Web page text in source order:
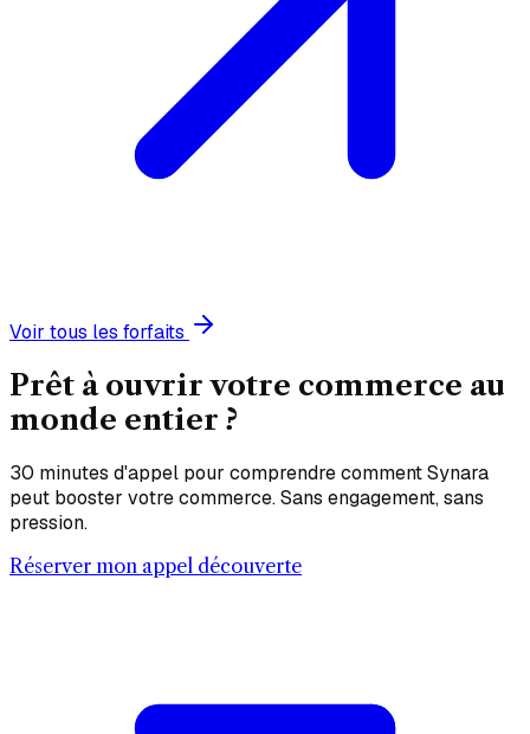
Voir tous les forfaits
Prêt à ouvrir votre commerce au
monde entier ?
30 minutes d'appel pour comprendre comment Synara
peut booster votre commerce. Sans engagement, sans
pression.
Réserver mon appel découverte